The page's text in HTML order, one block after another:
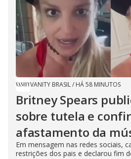
VANITY BRASIL/ HÁ 58 MINUTOS
Britney Spears
sobre tutela e
afastamento da
Em mensagem nas redes sociais,
restrições dos pais e declarou fim